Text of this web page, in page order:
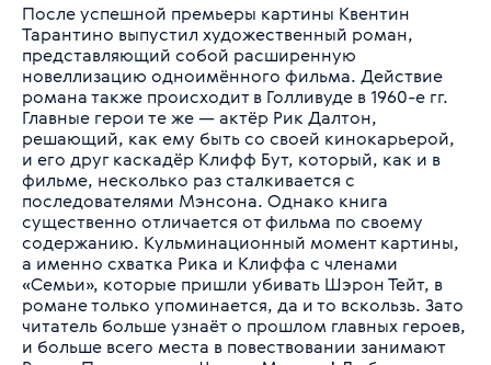
После успешной премьеры картины Квентин
Тарантино выпустил художественный роман,
представляющий собой расширенную
новеллизацию одноимённого фильма. Действие
романа также происходит в Голливуде в 1960-е гг.
Главные герои те же — актёр Рик Далтон,
решающий, как ему быть со своей кинокарьерой,
и его друг каскадёр Клифф Бут, который, как и в
фильме, несколько раз сталкивается с
последователями Мэнсона. Однако книга
существенно отличается от фильма по своему
содержанию. Кульминационный момент картины,
а именно схватка Рика и Клиффа с членами
«Семьи», которые пришли убивать Шэрон Тейт, в
романе только упоминается, да и то вскользь. Зато
читатель больше узнаёт о прошлом главных героев,
и больше всего места в повествовании занимают